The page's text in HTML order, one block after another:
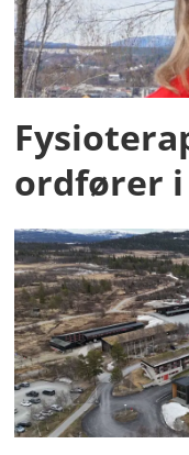
ordfører